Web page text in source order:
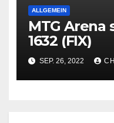
ALLGEMEIN
MTG Arena
1632 (FIX)
SEP. 26, 2022